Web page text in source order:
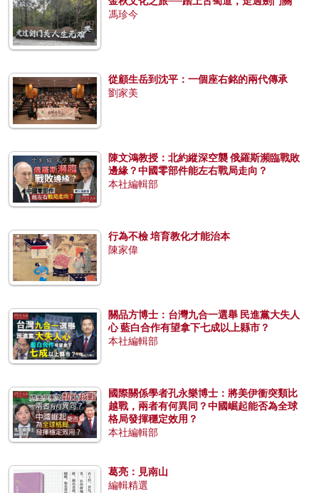
馮珍今
從顧生岳到沈平：一個座右銘的兩代傳承
劉家美
陳文鴻教授：北約縱深空襲 俄羅斯瀕臨戰敗
邊緣？中國零部件能左右戰局走向？
本社編輯部
行為不檢 培育教化才能治本
陳家偉
關品方博士：台灣九合一選舉 民進黨大失人
心 藍白合作有望拿下七成以上縣市？
本社編輯部
國際關係學者孔永樂博士：將美伊衝突類比
越戰，兩者有何異同？中國崛起能否為全球
格局發揮穩定效用？
本社編輯部
葛亮：見南山
編輯精選